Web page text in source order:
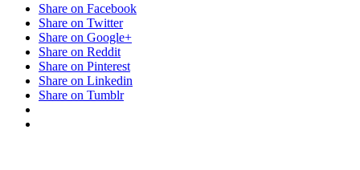
Share on Facebook
Share on Twitter
Share on Google+
Share on Reddit
Share on Pinterest
Share on Linkedin
Share on Tumblr